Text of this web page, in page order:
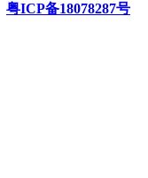
粤ICP备18078287号